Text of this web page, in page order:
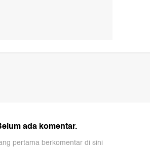
ada komentar.
pertama berkomentar di sini